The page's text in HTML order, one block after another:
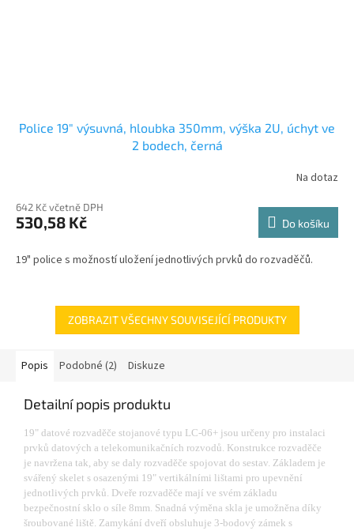
Police 19" výsuvná, hloubka 350mm, výška 2U, úchyt ve
2 bodech, černá
Na dotaz
642 Kč včetně DPH
530,58 Kč Do košíku
19" police s možností uložení jednotlivých prvků do rozvaděčů.
ZOBRAZIT VŠECHNY SOUVISEJÍCÍ PRODUKTY
Popis Podobné (2) Diskuze
Detailní popis produktu
19" datové rozvaděče stojanové typu LC-06+ jsou určeny pro instalaci
prvků datových a telekomunikačních rozvodů. Konstrukce rozvaděče
je navržena tak, aby se daly rozvaděče spojovat do sestav. Základem je
svářený skelet s osazenými 19" vertikálními lištami pro upevnění
jednotlivých prvků. Dveře rozvaděče mají ve svém základu
bezpečnostní sklo o síle 8mm. Snadná výměna skla je umožněna díky
šroubované liště. Zamykání dveří obsluhuje 3-bodový zámek s